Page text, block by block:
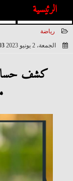
الرئيسية
رياضة
الجمعة، 2 يونيو 2023
كشف